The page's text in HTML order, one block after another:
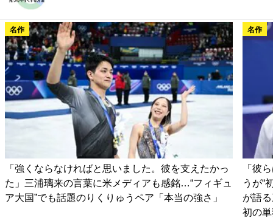
名作
「強くならなければと思いました。彼を支えたかっ
た」三浦璃来の言葉に米メディアも感銘…“フィギュ
ア大国”でも話題のりくりゅうペア「本当の強さ」
名作
「彼
うが“
が語
初の